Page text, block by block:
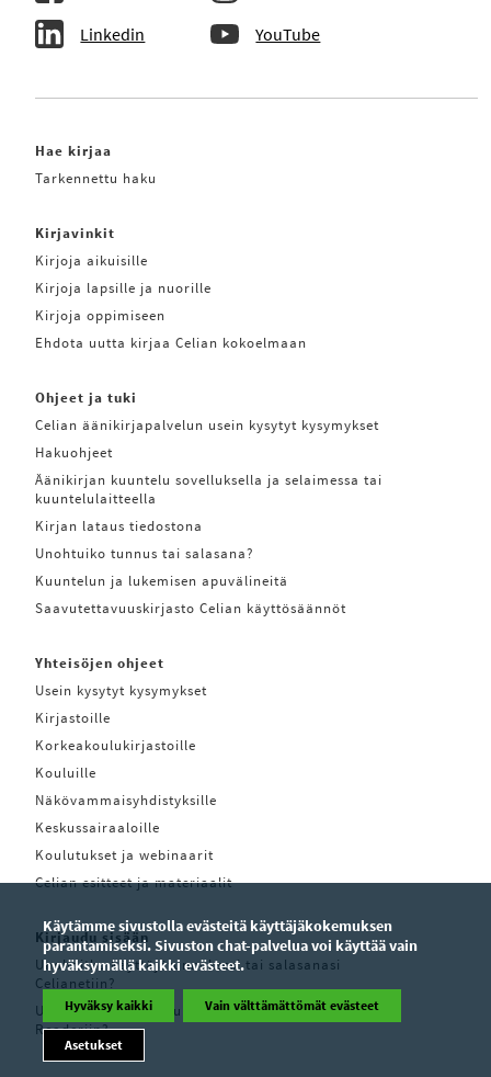
Linkedin YouTube
Hae kirjaa
Tarkennettu haku
Kirjavinkit
Kirjoja aikuisille
Kirjoja lapsille ja nuorille
Kirjoja oppimiseen
Ehdota uutta kirjaa Celian kokoelmaan
Ohjeet ja tuki
Celian äänikirjapalvelun usein kysytyt kysymykset
Hakuohjeet
Äänikirjan kuuntelu sovelluksella ja selaimessa tai
kuuntelulaitteella
Kirjan lataus tiedostona
Unohtuiko tunnus tai salasana?
Kuuntelun ja lukemisen apuvälineitä
Saavutettavuuskirjasto Celian käyttösäännöt
Yhteisöjen ohjeet
Usein kysytyt kysymykset
Kirjastoille
Korkeakoulukirjastoille
Kouluille
Näkövammaisyhdistyksille
Keskussairaaloille
Koulutukset ja webinaarit
Celian esitteet ja materiaalit
Kirjaudu sisään
Unohditko käyttäjätunnuksesi tai salasanasi
Celianetiin?
Unohditko käyttäjätunnuksesi tai salasanasi Pratsam
Readeriin?
Käytämme sivustolla evästeitä käyttäjäkokemuksen
parantamiseksi. Sivuston chat-palvelua voi käyttää vain
hyväksymällä kaikki evästeet.
Hyväksy kaikki Vain välttämättömät evästeet
Asetukset